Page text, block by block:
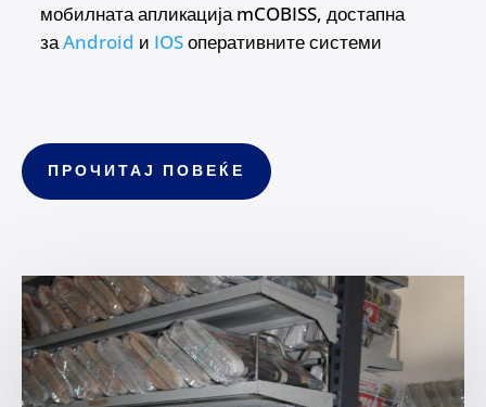
мобилната апликација mCOBISS, достапна
заAndroid и IOSоперативните системи
ПРОЧИТАЈ ПОВЕЌЕ